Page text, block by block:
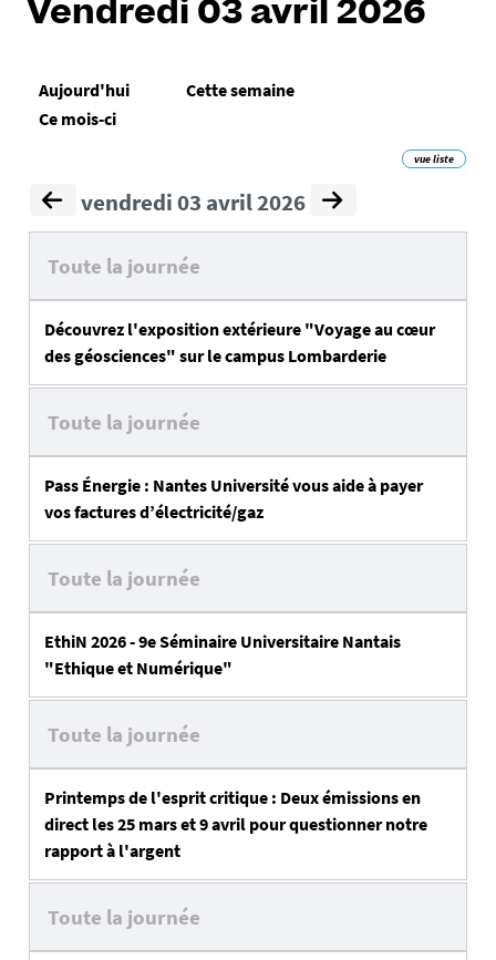
Vendredi 03 avril 2026
Aujourd'hui
Cette semaine
Ce mois-ci
vue liste
vendredi 03 avril 2026
Toute la journée
Découvrez l'exposition extérieure "Voyage au cœur
des géosciences" sur le campus Lombarderie
Toute la journée
Pass Énergie : Nantes Université vous aide à payer
vos factures d’électricité/gaz
Toute la journée
EthiN 2026 - 9e Séminaire Universitaire Nantais
"Ethique et Numérique"
Toute la journée
Printemps de l'esprit critique : Deux émissions en
direct les 25 mars et 9 avril pour questionner notre
rapport à l'argent
Toute la journée